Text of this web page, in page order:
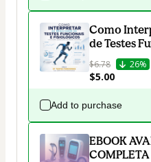
Como
de Testes
$6.78 26%
$5.00
Add to purchase
EBOOK
COMPLETA